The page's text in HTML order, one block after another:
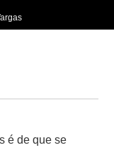
é de que se